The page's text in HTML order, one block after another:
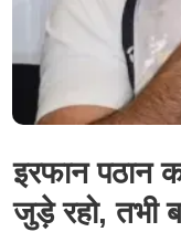
इरफान पठान
जुड़े रहो, तभी